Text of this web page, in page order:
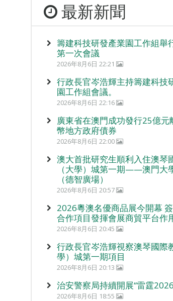
最新新聞
籌建科技研發產業園工作組舉
第一次會議
2026年8月6日 22:21
行政長官岑浩輝主持籌建科技
園工作組會議。
2026年8月6日 22:16
廣東省在澳門成功發行25億元
幣地方政府債券
2026年8月6日 22:00
澳大首批研究生順利入住澳琴
（大學）城第一期——澳門大
（德智廣場）
2026年8月6日 20:57
2026粵澳名優商品展今開幕
合作項目發揮會展商貿平台作
2026年8月6日 20:45
行政長官岑浩輝視察澳琴國際
學）城第一期項目
2026年8月6日 20:13
治安警察局持續開展“雷霆
2026年8月6日 18:55